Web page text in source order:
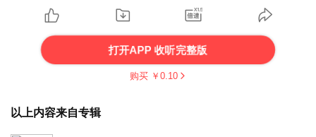
打开APP 收听完整版
购买 ￥ 0.10
以上内容来自专辑